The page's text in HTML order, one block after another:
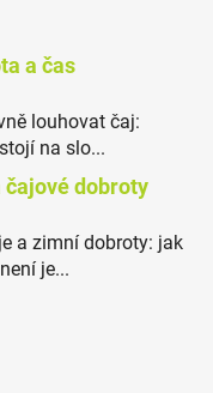
a čas
louhovat čaj:
na slo...
čajové dobroty
a zimní dobroty: jak
je...